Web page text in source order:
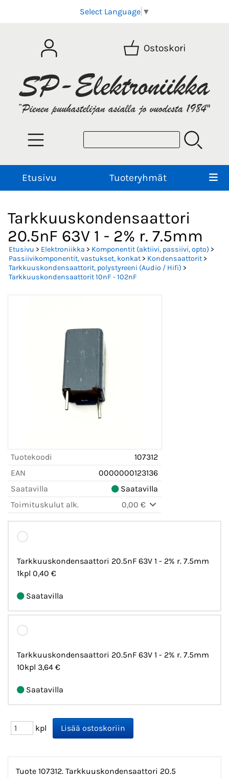
Select Language ▼
Ostoskori
Etusivu Tuoteryhmät
Tarkkuuskondensaattori
20.5nF 63V 1 - 2% r. 7.5mm
Etusivu > Elektroniikka > Komponentit (aktiivi, passiivi, opto) >
Passiivikomponentit, vastukset, konkat> Kondensaattorit>
Tarkkuuskondensaattorit, polystyreeni (Audio / Hifi) >
Tarkkuuskondensaattorit 10nF - 102nF
Tuotekoodi
107312
EAN
0000000123136
Saatavilla
Saatavilla
Toimituskulut alk.
0,00 €
Tarkkuuskondensaattori 20.5nF 63V 1 - 2% r. 7.5mm
1kpl 0,40 €
Saatavilla
Tarkkuuskondensaattori 20.5nF 63V 1 - 2% r. 7.5mm
10kpl 3,64 €
Saatavilla
kpl
Tuote 107312. Tarkkuuskondensaattori 20.5